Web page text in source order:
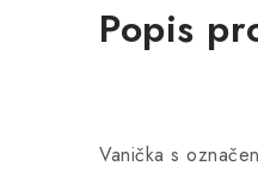
Popis
Vanička s